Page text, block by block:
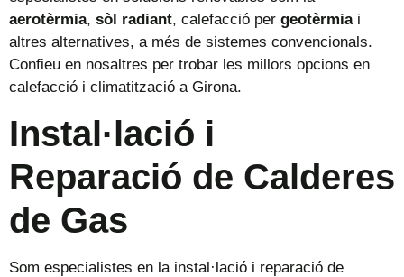
aerotèrmia, sòl radiant, calefacció per geotèrmiai
altres alternatives, a més de sistemes convencionals.
Confieu en nosaltres per trobar les millors opcions en
calefacció i climatització a Girona.
Instal·lació i
Reparació de Calderes
de Gas
Som especialistes en la instal·lació i reparació de